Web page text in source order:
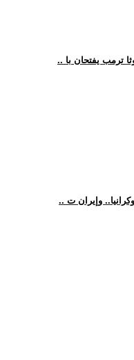
ترمب يفتحان با
وإيران ت